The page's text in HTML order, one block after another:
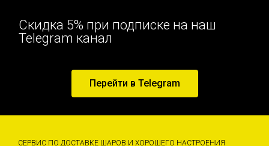
Скидка 5% при подписке на наш
Telegram канал
Перейти в Telegram
СЕРВИС ПО ДОСТАВКЕ ШАРОВ И ХОРОШЕГО НАСТРОЕНИЯ